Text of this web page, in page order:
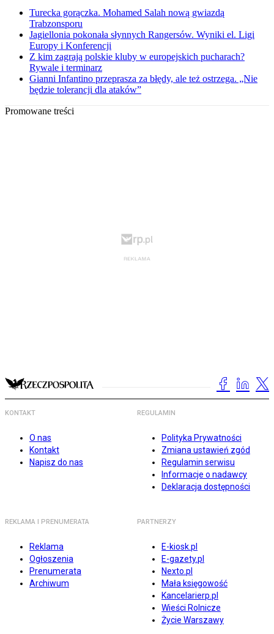
Turecka gorączka. Mohamed Salah nową gwiazdą
Trabzonsporu
Jagiellonia pokonała słynnych Rangersów. Wyniki el. Ligi
Europy i Konferencji
Z kim zagrają polskie kluby w europejskich pucharach?
Rywale i terminarz
Gianni Infantino przeprasza za błędy, ale też ostrzega. „Nie
będzie tolerancji dla ataków”
Promowane treści
KONTAKT
O nas
Kontakt
Napisz do nas
REGULAMIN
Polityka Prywatności
Zmiana ustawień zgód
Regulamin serwisu
Informacje o nadawcy
Deklaracja dostępności
REKLAMA I PRENUMERATA
Reklama
Ogłoszenia
Prenumerata
Archiwum
PARTNERZY
E-kiosk.pl
E-gazety.pl
Nexto.pl
Mała księgowość
Kancelarierp.pl
Wieści Rolnicze
Życie Warszawy